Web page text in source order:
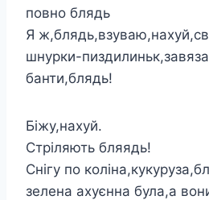
повно блядь
Я
шнурки-
банти,блядь!
Біжу,нахуй.
Стріляють бляядь!
Снігу по
зелена ахуєнна була,а